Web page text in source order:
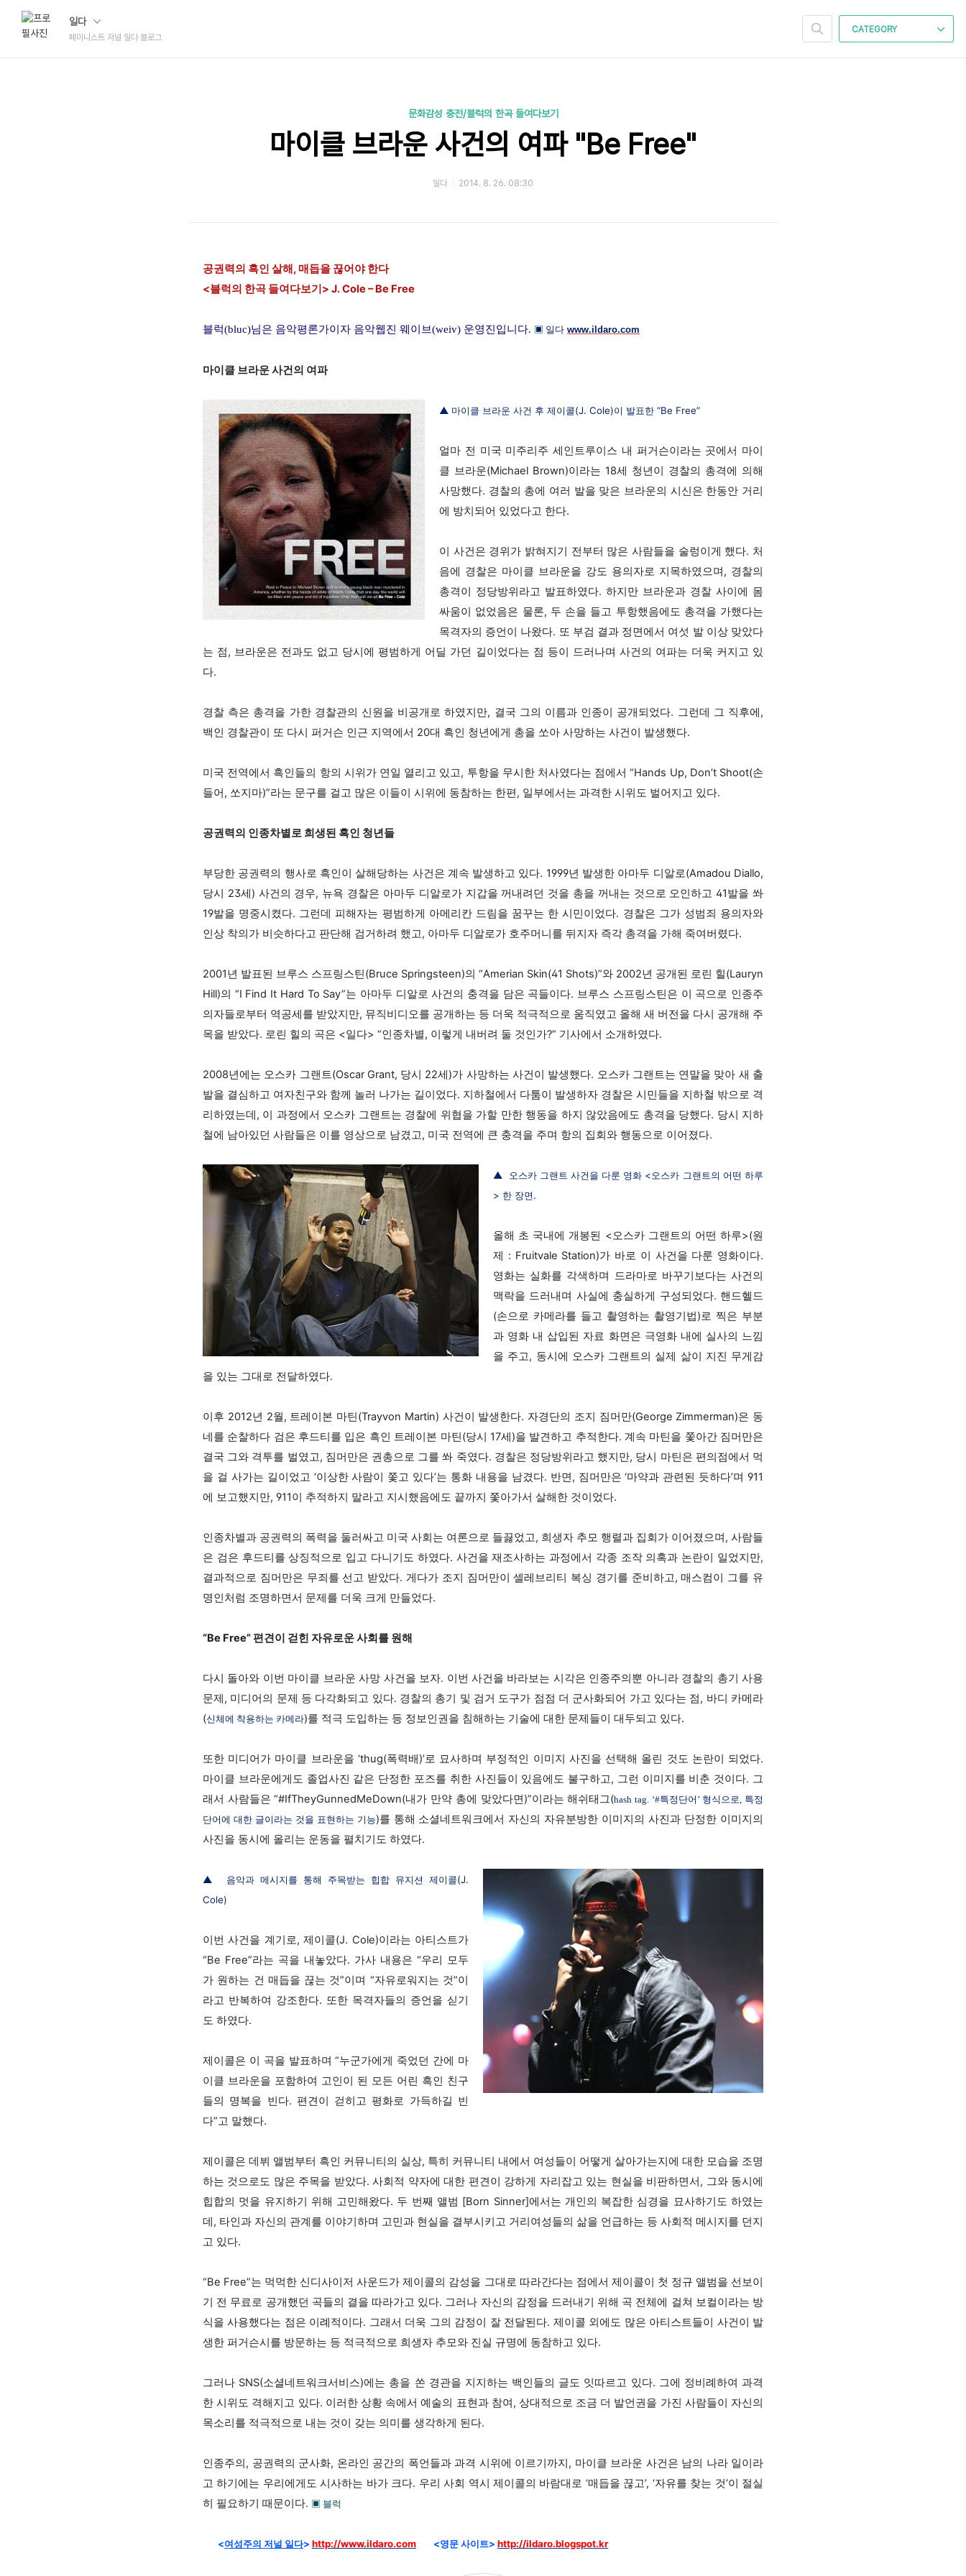
일다
페미니스트 저널 일다 블로그
CATEGORY
문화감성 충전/블럭의 한곡 들여다보기
마이클 브라운 사건의 여파 "Be Free"
일다 2014. 8. 26. 08:30
공권력의 흑인 살해, 매듭을 끊어야 한다
<블럭의 한곡 들여다보기> J. Cole – Be Free
블럭(bluc)님은 음악평론가이자 음악웹진 웨이브(weiv) 운영진입니다. ▣ 일다 www.ildaro.com
마이클 브라운 사건의 여파
▲ 마이클 브라운 사건 후 제이콜(J. Cole)이 발표한 “Be Free”
얼마 전 미국 미주리주 세인트루이스 내 퍼거슨이라는 곳에서 마이
클 브라운(Michael Brown)이라는 18세 청년이 경찰의 총격에 의해
사망했다. 경찰의 총에 여러 발을 맞은 브라운의 시신은 한동안 거리
에 방치되어 있었다고 한다.
이 사건은 경위가 밝혀지기 전부터 많은 사람들을 술렁이게 했다. 처
음에 경찰은 마이클 브라운을 강도 용의자로 지목하였으며, 경찰의
총격이 정당방위라고 발표하였다. 하지만 브라운과 경찰 사이에 몸
싸움이 없었음은 물론, 두 손을 들고 투항했음에도 총격을 가했다는
목격자의 증언이 나왔다. 또 부검 결과 정면에서 여섯 발 이상 맞았다
는 점, 브라운은 전과도 없고 당시에 평범하게 어딜 가던 길이었다는 점 등이 드러나며 사건의 여파는 더욱 커지고 있
다.
경찰 측은 총격을 가한 경찰관의 신원을 비공개로 하였지만, 결국 그의 이름과 인종이 공개되었다. 그런데 그 직후에,
백인 경찰관이 또 다시 퍼거슨 인근 지역에서 20대 흑인 청년에게 총을 쏘아 사망하는 사건이 발생했다.
미국 전역에서 흑인들의 항의 시위가 연일 열리고 있고, 투항을 무시한 처사였다는 점에서 “Hands Up, Don’t Shoot(손
들어, 쏘지마)”라는 문구를 걸고 많은 이들이 시위에 동참하는 한편, 일부에서는 과격한 시위도 벌어지고 있다.
공권력의 인종차별로 희생된 흑인 청년들
부당한 공권력의 행사로 흑인이 살해당하는 사건은 계속 발생하고 있다. 1999년 발생한 아마두 디알로(Amadou Diallo,
당시 23세) 사건의 경우, 뉴욕 경찰은 아마두 디알로가 지갑을 꺼내려던 것을 총을 꺼내는 것으로 오인하고 41발을 쏴
19발을 명중시켰다. 그런데 피해자는 평범하게 아메리칸 드림을 꿈꾸는 한 시민이었다. 경찰은 그가 성범죄 용의자와
인상 착의가 비슷하다고 판단해 검거하려 했고, 아마두 디알로가 호주머니를 뒤지자 즉각 총격을 가해 죽여버렸다.
2001년 발표된 브루스 스프링스틴(Bruce Springsteen)의 “Amerian Skin(41 Shots)”와 2002년 공개된 로린 힐(Lauryn
Hill)의 “I Find It Hard To Say”는 아마두 디알로 사건의 충격을 담은 곡들이다. 브루스 스프링스틴은 이 곡으로 인종주
의자들로부터 역공세를 받았지만, 뮤직비디오를 공개하는 등 더욱 적극적으로 움직였고 올해 새 버전을 다시 공개해 주
목을 받았다. 로린 힐의 곡은 <일다> “인종차별, 이렇게 내버려 둘 것인가?” 기사에서 소개하였다.
2008년에는 오스카 그랜트(Oscar Grant, 당시 22세)가 사망하는 사건이 발생했다. 오스카 그랜트는 연말을 맞아 새 출
발을 결심하고 여자친구와 함께 놀러 나가는 길이었다. 지하철에서 다툼이 발생하자 경찰은 시민들을 지하철 밖으로 격
리하였는데, 이 과정에서 오스카 그랜트는 경찰에 위협을 가할 만한 행동을 하지 않았음에도 총격을 당했다. 당시 지하
철에 남아있던 사람들은 이를 영상으로 남겼고, 미국 전역에 큰 충격을 주며 항의 집회와 행동으로 이어졌다.
▲ 오스카 그랜트 사건을 다룬 영화 <오스카 그랜트의 어떤 하루
> 한 장면.
올해 초 국내에 개봉된 <오스카 그랜트의 어떤 하루>(원
제 : Fruitvale Station)가 바로 이 사건을 다룬 영화이다.
영화는 실화를 각색하며 드라마로 바꾸기보다는 사건의
맥락을 드러내며 사실에 충실하게 구성되었다. 핸드헬드
(손으로 카메라를 들고 촬영하는 촬영기법)로 찍은 부분
과 영화 내 삽입된 자료 화면은 극영화 내에 실사의 느낌
을 주고, 동시에 오스카 그랜트의 실제 삶이 지진 무게감
을 있는 그대로 전달하였다.
이후 2012년 2월, 트레이본 마틴(Trayvon Martin) 사건이 발생한다. 자경단의 조지 짐머만(George Zimmerman)은 동
네를 순찰하다 검은 후드티를 입은 흑인 트레이본 마틴(당시 17세)을 발견하고 추적한다. 계속 마틴을 쫓아간 짐머만은
결국 그와 격투를 벌였고, 짐머만은 권총으로 그를 쏴 죽였다. 경찰은 정당방위라고 했지만, 당시 마틴은 편의점에서 먹
을 걸 사가는 길이었고 ‘이상한 사람이 쫓고 있다’는 통화 내용을 남겼다. 반면, 짐머만은 ‘마약과 관련된 듯하다’며 911
에 보고했지만, 911이 추적하지 말라고 지시했음에도 끝까지 쫓아가서 살해한 것이었다.
인종차별과 공권력의 폭력을 둘러싸고 미국 사회는 여론으로 들끓었고, 희생자 추모 행렬과 집회가 이어졌으며, 사람들
은 검은 후드티를 상징적으로 입고 다니기도 하였다. 사건을 재조사하는 과정에서 각종 조작 의혹과 논란이 일었지만,
결과적으로 짐머만은 무죄를 선고 받았다. 게다가 조지 짐머만이 셀레브리티 복싱 경기를 준비하고, 매스컴이 그를 유
명인처럼 조명하면서 문제를 더욱 크게 만들었다.
“Be Free” 편견이 걷힌 자유로운 사회를 원해
다시 돌아와 이번 마이클 브라운 사망 사건을 보자. 이번 사건을 바라보는 시각은 인종주의뿐 아니라 경찰의 총기 사용
문제, 미디어의 문제 등 다각화되고 있다. 경찰의 총기 및 검거 도구가 점점 더 군사화되어 가고 있다는 점, 바디 카메라
(신체에 착용하는 카메라)를 적극 도입하는 등 정보인권을 침해하는 기술에 대한 문제들이 대두되고 있다.
또한 미디어가 마이클 브라운을 ‘thug(폭력배)’로 묘사하며 부정적인 이미지 사진을 선택해 올린 것도 논란이 되었다.
마이클 브라운에게도 졸업사진 같은 단정한 포즈를 취한 사진들이 있음에도 불구하고, 그런 이미지를 비춘 것이다. 그
래서 사람들은 “#IfTheyGunnedMeDown(내가 만약 총에 맞았다면)”이라는 해쉬태그(hash tag. ‘#특정단어’ 형식으로, 특정
단어에 대한 글이라는 것을 표현하는 기능)를 통해 소셜네트워크에서 자신의 자유분방한 이미지의 사진과 단정한 이미지의
사진을 동시에 올리는 운동을 펼치기도 하였다.
▲ 음악과 메시지를 통해 주목받는 힙합 뮤지션 제이콜(J.
Cole)
이번 사건을 계기로, 제이콜(J. Cole)이라는 아티스트가
“Be Free”라는 곡을 내놓았다. 가사 내용은 “우리 모두
가 원하는 건 매듭을 끊는 것”이며 “자유로워지는 것”이
라고 반복하여 강조한다. 또한 목격자들의 증언을 싣기
도 하였다.
제이콜은 이 곡을 발표하며 “누군가에게 죽었던 간에 마
이클 브라운을 포함하여 고인이 된 모든 어린 흑인 친구
들의 명복을 빈다. 편견이 걷히고 평화로 가득하길 빈
다”고 말했다.
제이콜은 데뷔 앨범부터 흑인 커뮤니티의 실상, 특히 커뮤니티 내에서 여성들이 어떻게 살아가는지에 대한 모습을 조명
하는 것으로도 많은 주목을 받았다. 사회적 약자에 대한 편견이 강하게 자리잡고 있는 현실을 비판하면서, 그와 동시에
힙합의 멋을 유지하기 위해 고민해왔다. 두 번째 앨범 [Born Sinner]에서는 개인의 복잡한 심경을 묘사하기도 하였는
데, 타인과 자신의 관계를 이야기하며 고민과 현실을 결부시키고 거리여성들의 삶을 언급하는 등 사회적 메시지를 던지
고 있다.
“Be Free”는 먹먹한 신디사이저 사운드가 제이콜의 감성을 그대로 따라간다는 점에서 제이콜이 첫 정규 앨범을 선보이
기 전 무료로 공개했던 곡들의 결을 따라가고 있다. 그러나 자신의 감정을 드러내기 위해 곡 전체에 걸쳐 보컬이라는 방
식을 사용했다는 점은 이례적이다. 그래서 더욱 그의 감정이 잘 전달된다. 제이콜 외에도 많은 아티스트들이 사건이 발
생한 퍼거슨시를 방문하는 등 적극적으로 희생자 추모와 진실 규명에 동참하고 있다.
그러나 SNS(소셜네트워크서비스)에는 총을 쏜 경관을 지지하는 백인들의 글도 잇따르고 있다. 그에 정비례하여 과격
한 시위도 격해지고 있다. 이러한 상황 속에서 예술의 표현과 참여, 상대적으로 조금 더 발언권을 가진 사람들이 자신의
목소리를 적극적으로 내는 것이 갖는 의미를 생각하게 된다.
인종주의, 공권력의 군사화, 온라인 공간의 폭언들과 과격 시위에 이르기까지, 마이클 브라운 사건은 남의 나라 일이라
고 하기에는 우리에게도 시사하는 바가 크다. 우리 사회 역시 제이콜의 바람대로 ‘매듭을 끊고’, ‘자유를 찾는 것’이 절실
히 필요하기 때문이다. ▣ 블럭
<여성주의 저널 일다> http://www.ildaro.com <영문 사이트> http://ildaro.blogspot.kr